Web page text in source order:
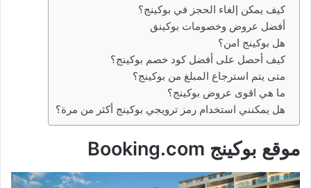
كيف يمكن إلغاء الحجز في بوكينج؟
أفضل عروض وخصومات بوكينق
هل بوكينج امن؟
كيف أحصل على أفضل كود خصم بوكينج؟
متى يتم استرجاع المبلغ من بوكينج؟
ما هي اقوى عروض بوكينج؟
هل يمكنني استخدام رمز ترويجي بوكينج أكثر من مرة؟
موقع بوكينج Booking.com